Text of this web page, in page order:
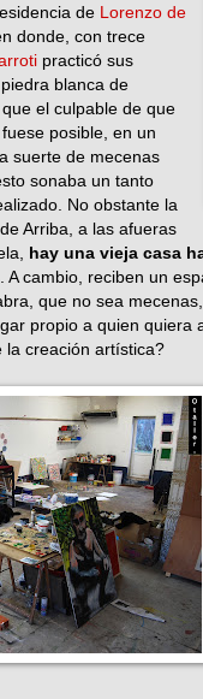
de
Lorenzo de
donde, con trece
practicó sus
blanca de
el culpable de que
posible, en un
suerte de mecenas
sonaba un tanto
No obstante la
Arriba, a las afueras
hay una vieja casa
. A cambio, reciben un
que no sea
propio a quien
la creación artística?